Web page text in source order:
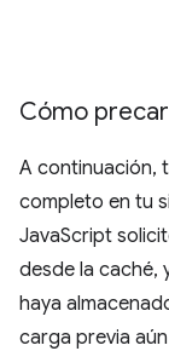
Cómo
A continuación,
completo en tu
JavaScript
desde la caché,
haya
carga previa